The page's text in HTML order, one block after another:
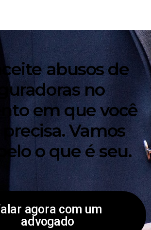
abusos de
no
em que você
Vamos
o que é seu.
agora com um
advogado